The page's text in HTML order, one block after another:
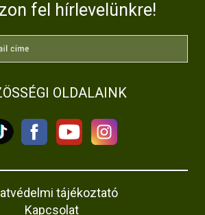
fel hírlevelünkre!
OLDALAINK
tájékoztató
Kapcsolat